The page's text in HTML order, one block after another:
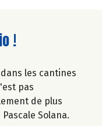
!
!
les cantines
pas
de plus
Solana.